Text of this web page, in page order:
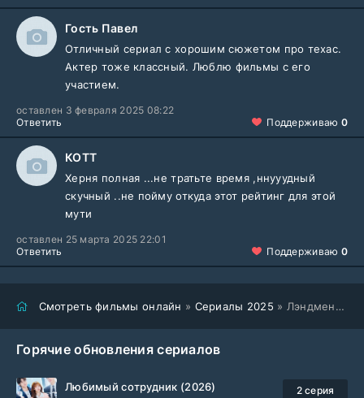
Гость Павел
Отличный сериал с хорошим сюжетом про техас.
Актер тоже классный. Люблю фильмы с его
участием.
оставлен 3 февраля 2025 08:22
Ответить
Поддерживаю 0
КОТТ
Херня полная ...не тратьте время ,ннууудный
скучный ..не пойму откуда этот рейтинг для этой
мути
оставлен 25 марта 2025 22:01
Ответить
Поддерживаю 0
Смотреть фильмы онлайн » Сериалы 2025 » Лэндмен (2025)
Горячие обновления сериалов
Любимый сотрудник (2026)
2 серия